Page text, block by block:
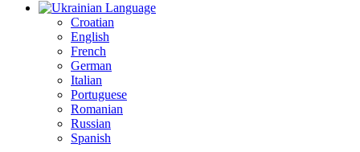
Language
Croatian
English
French
German
Italian
Portuguese
Romanian
Russian
Spanish